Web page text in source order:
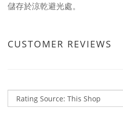
儲存於涼乾避光處。
CUSTOMER REVIEWS